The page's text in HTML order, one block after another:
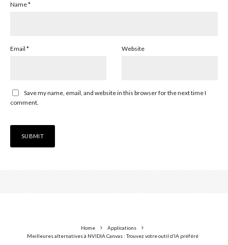
Name*
Email * Website
Save my name, email, and website in this browser for the next time I
comment.
Home
Applications
Meilleures alternatives à NVIDIA Canvas : Trouvez votre outil d’IA préféré